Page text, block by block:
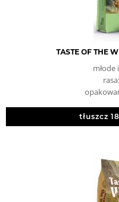
TASTE OF THE
młode
tłuszcz